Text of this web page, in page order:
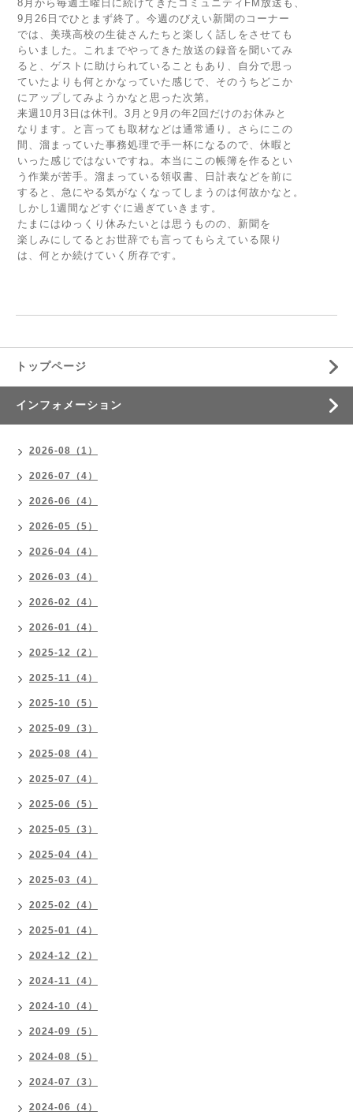
8月から毎週土曜日に続けてきたコミュニティFM放送も、
9月26日でひとまず終了。今週のびえい新聞のコーナー
では、美瑛高校の生徒さんたちと楽しく話しをさせても
らいました。これまでやってきた放送の録音を聞いてみ
ると、ゲストに助けられていることもあり、自分で思っ
ていたよりも何とかなっていた感じで、そのうちどこか
にアップしてみようかなと思った次第。
来週10月3日は休刊。3月と9月の年2回だけのお休みと
なります。と言っても取材などは通常通り。さらにこの
間、溜まっていた事務処理で手一杯になるので、休暇と
いった感じではないですね。本当にこの帳簿を作るとい
う作業が苦手。溜まっている領収書、日計表などを前に
すると、急にやる気がなくなってしまうのは何故かなと。
しかし1週間などすぐに過ぎていきます。
たまにはゆっくり休みたいとは思うものの、新聞を
楽しみにしてるとお世辞でも言ってもらえている限り
は、何とか続けていく所存です。
トップページ
インフォメーション
2026-08（1）
2026-07（4）
2026-06（4）
2026-05（5）
2026-04（4）
2026-03（4）
2026-02（4）
2026-01（4）
2025-12（2）
2025-11（4）
2025-10（5）
2025-09（3）
2025-08（4）
2025-07（4）
2025-06（5）
2025-05（3）
2025-04（4）
2025-03（4）
2025-02（4）
2025-01（4）
2024-12（2）
2024-11（4）
2024-10（4）
2024-09（5）
2024-08（5）
2024-07（3）
2024-06（4）